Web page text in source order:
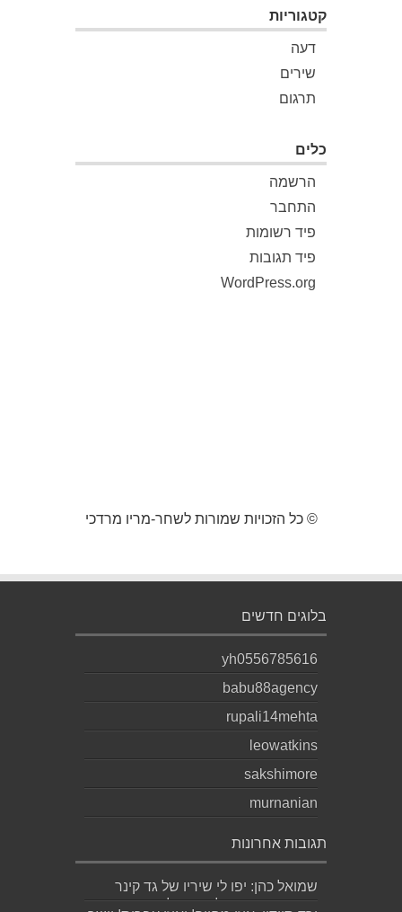
קטגוריות
דעה
שירים
תרגום
כלים
הרשמה
התחבר
פיד רשומות
פיד תגובות
WordPress.org
© כל הזכויות שמורות לשחר-מריו מרדכי
בלוגים חדשים
yh0556785616
babu88agency
rupali14mehta
leowatkins
sakshimore
murnanian
תגובות אחרונות
שמואל כהן: יפו לי שיריו של גד קינר
קיסינגר ואשמח לקחת חלק בערב